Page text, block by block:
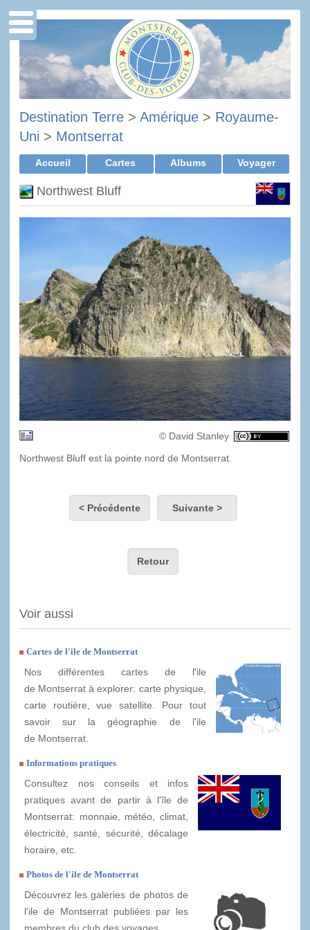
Destination Terre > Amérique > Royaume-
Uni > Montserrat
Accueil Cartes Albums Voyager
Northwest Bluff
© David Stanley
Northwest Bluff est la pointe nord de Montserrat.
< Précédente Suivante >
Retour
Voir aussi
Cartes de l'ile de Montserrat
Nos différentes cartes de l'ile
de Montserrat à explorer: carte physique,
carte routière, vue satellite. Pour tout
savoir sur la géographie de l'ile
de Montserrat.
Informations pratiques
Consultez nos conseils et infos
pratiques avant de partir à l'île de
Montserrat: monnaie, météo, climat,
électricité, santé, sécurité, décalage
horaire, etc.
Photos de l'ile de Montserrat
Découvrez les galeries de photos de
l'ile de Montserrat publiées par les